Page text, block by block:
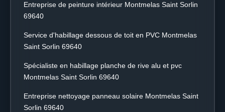
Entreprise de peinture intérieur Montmelas Saint Sorlin
69640
Service d'habillage dessous de toit en PVC Montmelas
Saint Sorlin 69640
Spécialiste en habillage planche de rive alu et pvc
Montmelas Saint Sorlin 69640
Entreprise nettoyage panneau solaire Montmelas Saint
Sorlin 69640